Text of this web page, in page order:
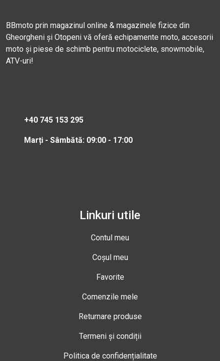
BBmoto prin magazinul online & magazinele fizice din
Gheorgheni și Otopeni vă oferă echipamente moto, accesorii
moto și piese de schimb pentru motociclete, snowmobile,
ATV-uri!
+40 745 153 295
Marți - Sâmbătă: 09:00 - 17:00
Linkuri utile
Contul meu
Coșul meu
Favorite
Comenzile mele
Returnare produse
Termeni și condiții
Politica de confidențialitate